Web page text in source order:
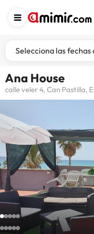
Selecciona las fechas
Ana House
calle veler 4, Can Pastilla,